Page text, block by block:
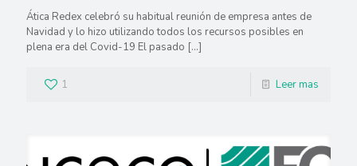
Ática Redex celebró su habitual reunión de empresa antes de
Navidad y lo hizo utilizando todos los recursos posibles en
plena era del Covid-19 El pasado […]
1 Leer mas